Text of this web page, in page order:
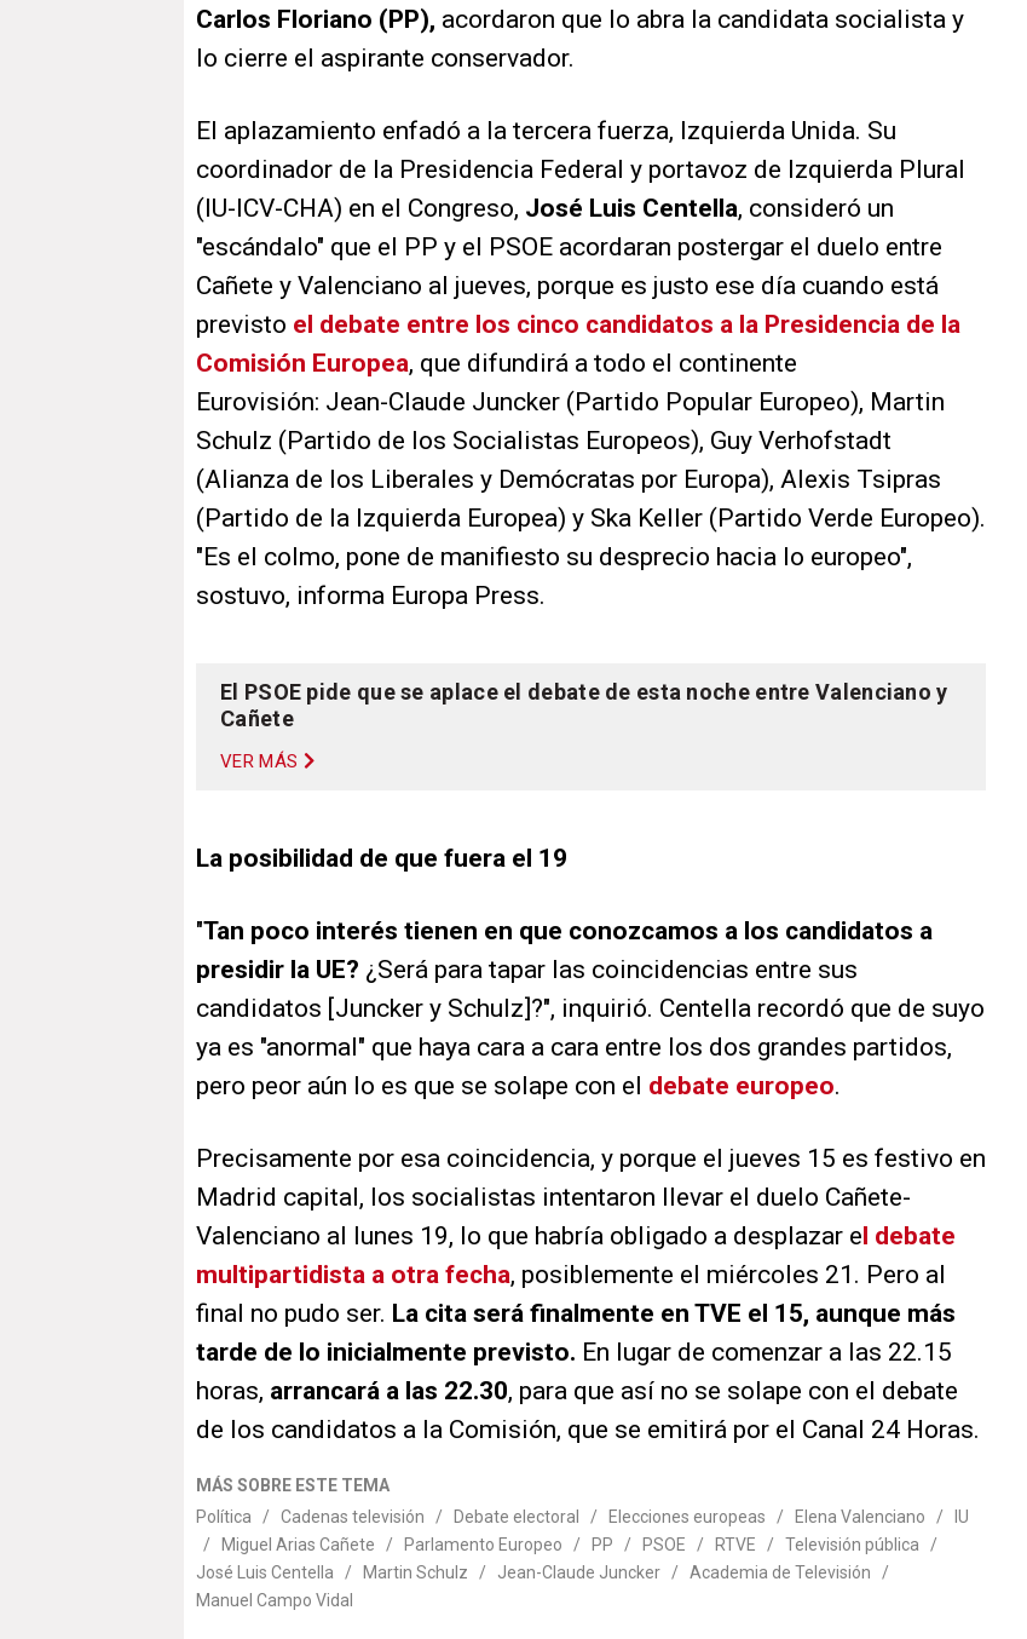
Carlos Floriano (PP), acordaron que lo abra la candidata socialista y
lo cierre el aspirante conservador.
El aplazamiento enfadó a la tercera fuerza, Izquierda Unida. Su
coordinador de la Presidencia Federal y portavoz de Izquierda Plural
(IU-ICV-CHA) en el Congreso, José Luis Centella, consideró un
"escándalo" que el PP y el PSOE acordaran postergar el duelo entre
Cañete y Valenciano al jueves, porque es justo ese día cuando está
previsto el debate entre los cinco candidatos a la Presidencia de la
Comisión Europea, que difundirá a todo el continente
Eurovisión: Jean-Claude Juncker (Partido Popular Europeo), Martin
Schulz (Partido de los Socialistas Europeos), Guy Verhofstadt
(Alianza de los Liberales y Demócratas por Europa), Alexis Tsipras
(Partido de la Izquierda Europea) y Ska Keller (Partido Verde Europeo).
"Es el colmo, pone de manifiesto su desprecio hacia lo europeo",
sostuvo, informa Europa Press.
El PSOE pide que se aplace el debate de esta noche entre Valenciano y
Cañete
VER MÁS
La posibilidad de que fuera el 19
"Tan poco interés tienen en que conozcamos a los candidatos a
presidir la UE? ¿Será para tapar las coincidencias entre sus
candidatos [Juncker y Schulz]?", inquirió. Centella recordó que de suyo
ya es "anormal" que haya cara a cara entre los dos grandes partidos,
pero peor aún lo es que se solape con el debate europeo.
Precisamente por esa coincidencia, y porque el jueves 15 es festivo en
Madrid capital, los socialistas intentaron llevar el duelo Cañete-
Valenciano al lunes 19, lo que habría obligado a desplazar e l debate
multipartidista a otra fecha, posiblemente el miércoles 21. Pero al
final no pudo ser. La cita será finalmente en TVE el 15, aunque más
tarde de lo inicialmente previsto. En lugar de comenzar a las 22.15
horas, arrancará a las 22.30, para que así no se solape con el debate
de los candidatos a la Comisión, que se emitirá por el Canal 24 Horas.
MÁS SOBRE ESTE TEMA
Política
/ Cadenas televisión / Debate electoral / Elecciones europeas / Elena Valenciano /
IU
/
Miguel Arias Cañete / Parlamento Europeo / PP / PSOE / RTVE / Televisión pública
/
José Luis Centella
/ Martin Schulz / Jean-Claude Juncker / Academia de Televisión
/
Manuel Campo Vidal